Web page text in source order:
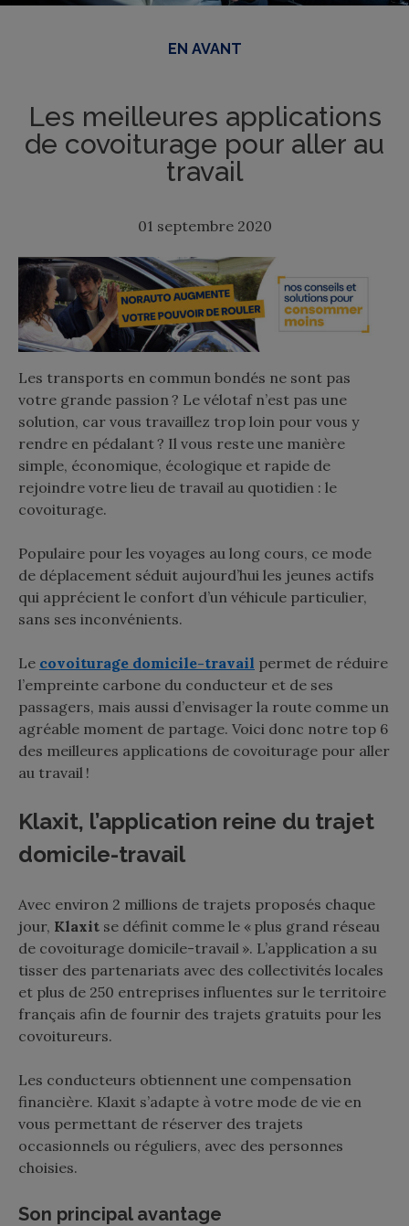
EN AVANT
Les meilleures applications
de covoiturage pour aller au
travail
01 septembre 2020
Les transports en commun bondés ne sont pas
votre grande passion ? Le vélotaf n’est pas une
solution, car vous travaillez trop loin pour vous y
rendre en pédalant ? Il vous reste une manière
simple, économique, écologique et rapide de
rejoindre votre lieu de travail au quotidien : le
covoiturage.
Populaire pour les voyages au long cours, ce mode
de déplacement séduit aujourd’hui les jeunes actifs
qui apprécient le confort d’un véhicule particulier,
sans ses inconvénients.
Le covoiturage domicile-travail permet de réduire
l’empreinte carbone du conducteur et de ses
passagers, mais aussi d’envisager la route comme un
agréable moment de partage. Voici donc notre top 6
des meilleures applications de covoiturage pour aller
au travail !
Klaxit, l’application reine du trajet
domicile-travail
Avec environ 2 millions de trajets proposés chaque
jour, Klaxit se définit comme le « plus grand réseau
de covoiturage domicile-travail ». L’application a su
tisser des partenariats avec des collectivités locales
et plus de 250 entreprises influentes sur le territoire
français afin de fournir des trajets gratuits pour les
covoitureurs.
Les conducteurs obtiennent une compensation
financière. Klaxit s’adapte à votre mode de vie en
vous permettant de réserver des trajets
occasionnels ou réguliers, avec des personnes
choisies.
Son principal avantage